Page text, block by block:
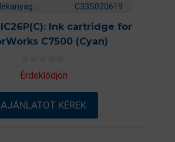
C33S020619
Ink cartridge for
C7500 (Cyan)
0
a
-
ő
Érdeklődjön
AJÁNLATOT KÉREK